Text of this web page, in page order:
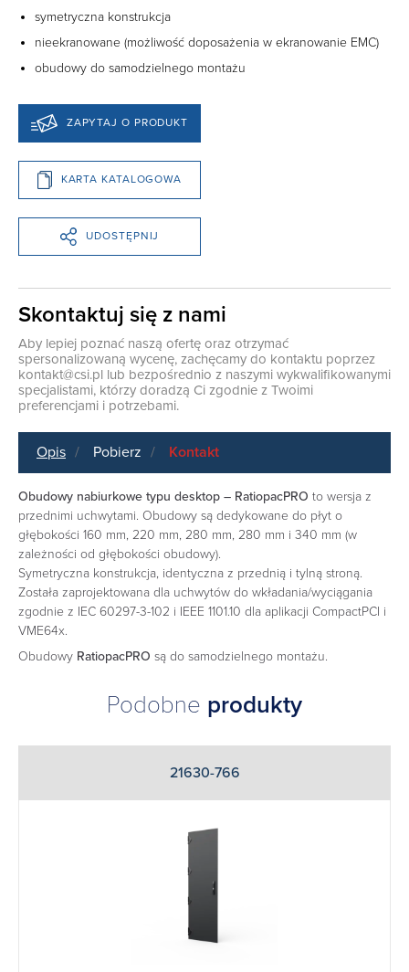
symetryczna konstrukcja
nieekranowane (możliwość doposażenia w ekranowanie EMC)
obudowy do samodzielnego montażu
ZAPYTAJ O PRODUKT
KARTA KATALOGOWA
UDOSTĘPNIJ
Skontaktuj się z nami
Aby lepiej poznać naszą ofertę oraz otrzymać
spersonalizowaną wycenę, zachęcamy do kontaktu poprzez
kontakt@csi.pl lub bezpośrednio z naszymi wykwalifikowanymi
specjalistami, którzy doradzą Ci zgodnie z Twoimi
preferencjami i potrzebami.
Opis Pobierz Kontakt
Obudowy nabiurkowe typu desktop – RatiopacPRO to wersja z
przednimi uchwytami. Obudowy są dedykowane do płyt o
głębokości 160 mm, 220 mm, 280 mm, 280 mm i 340 mm (w
zależności od głębokości obudowy).
Symetryczna konstrukcja, identyczna z przednią i tylną stroną.
Została zaprojektowana dla uchwytów do wkładania/wyciągania
zgodnie z IEC 60297-3-102 i IEEE 1101.10 dla aplikacji CompactPCI i
VME64x.
Obudowy RatiopacPRO są do samodzielnego montażu.
Podobne produkty
21630-766